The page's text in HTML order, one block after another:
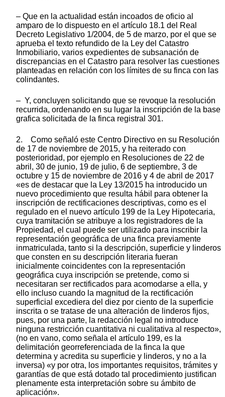
– Que en la actualidad están incoados de oficio al
amparo de lo dispuesto en el artículo 18.1 del Real
Decreto Legislativo 1/2004, de 5 de marzo, por el que se
aprueba el texto refundido de la Ley del Catastro
Inmobiliario, varios expedientes de subsanación de
discrepancias en el Catastro para resolver las cuestiones
planteadas en relación con los límites de su finca con las
colindantes.
– Y, concluyen solicitando que se revoque la resolución
recurrida, ordenando en su lugar la inscripción de la base
grafica solicitada de la finca registral 301.
2. Como señaló este Centro Directivo en su Resolución
de 17 de noviembre de 2015, y ha reiterado con
posterioridad, por ejemplo en Resoluciones de 22 de
abril, 30 de junio, 19 de julio, 6 de septiembre, 3 de
octubre y 15 de noviembre de 2016 y 4 de abril de 2017
«es de destacar que la Ley 13/2015 ha introducido un
nuevo procedimiento que resulta hábil para obtener la
inscripción de rectificaciones descriptivas, como es el
regulado en el nuevo artículo 199 de la Ley Hipotecaria,
cuya tramitación se atribuye a los registradores de la
Propiedad, el cual puede ser utilizado para inscribir la
representación geográfica de una finca previamente
inmatriculada, tanto si la descripción, superficie y linderos
que consten en su descripción literaria fueran
inicialmente coincidentes con la representación
geográfica cuya inscripción se pretende, como si
necesitaran ser rectificados para acomodarse a ella, y
ello incluso cuando la magnitud de la rectificación
superficial excediera del diez por ciento de la superficie
inscrita o se tratase de una alteración de linderos fijos,
pues, por una parte, la redacción legal no introduce
ninguna restricción cuantitativa ni cualitativa al respecto»,
(no en vano, como señala el artículo 199, es la
delimitación georreferenciada de la finca la que
determina y acredita su superficie y linderos, y no a la
inversa) «y por otra, los importantes requisitos, trámites y
garantías de que está dotado tal procedimiento justifican
plenamente esta interpretación sobre su ámbito de
aplicación».